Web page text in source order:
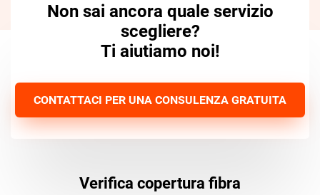
Non sai ancora quale servizio
scegliere?
Ti aiutiamo noi!
CONTATTACI PER UNA CONSULENZA GRATUITA
Verifica copertura fibra